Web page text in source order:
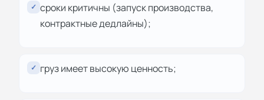
✓ сроки критичны (запуск производства,
контрактные дедлайны);
✓ груз имеет высокую ценность;